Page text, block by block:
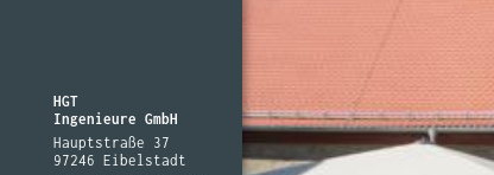
HGT
Ingenieure GmbH
Hauptstraße 37
97246 Eibelstadt